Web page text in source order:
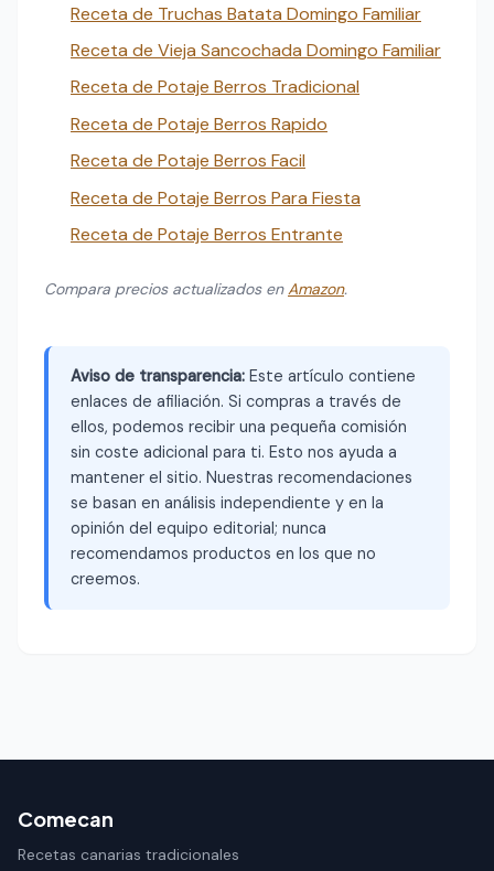
Receta de Truchas Batata Domingo Familiar
Receta de Vieja Sancochada Domingo Familiar
Receta de Potaje Berros Tradicional
Receta de Potaje Berros Rapido
Receta de Potaje Berros Facil
Receta de Potaje Berros Para Fiesta
Receta de Potaje Berros Entrante
Compara precios actualizados enAmazon.
Aviso de transparencia: Este artículo contiene
enlaces de afiliación. Si compras a través de
ellos, podemos recibir una pequeña comisión
sin coste adicional para ti. Esto nos ayuda a
mantener el sitio. Nuestras recomendaciones
se basan en análisis independiente y en la
opinión del equipo editorial; nunca
recomendamos productos en los que no
creemos.
Comecan
Recetas canarias tradicionales